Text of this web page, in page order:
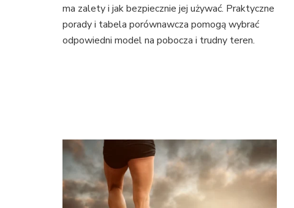
ma zalety i jak bezpiecznie jej używać. Praktyczne
porady i tabela porównawcza pomogą wybrać
odpowiedni model na pobocza i trudny teren.